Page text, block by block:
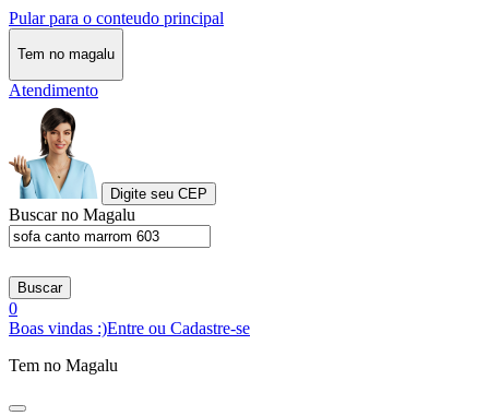
Pular para o conteudo principal
Tem no magalu
Atendimento
Digite seu CEP
Buscar no Magalu
Buscar
0
Boas vindas :)Entre ou Cadastre-se
Tem no Magalu